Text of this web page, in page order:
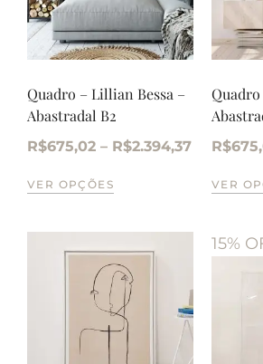
Quadro – Lillian Bessa –
Abastradal B2
R$675,02 – R$2.394,37
VER OPÇÕES
R$
VER
15%